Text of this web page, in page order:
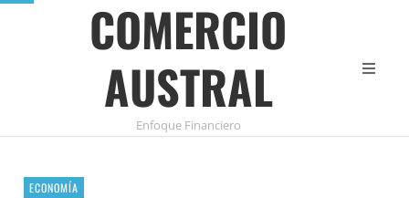
COMERCIO
AUSTRAL
Enfoque Financiero
ECONOMÍA